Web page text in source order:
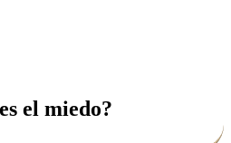
el miedo?